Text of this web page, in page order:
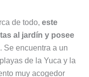
de todo, este
al jardín y posee
. Se encuentra a un
de la Yuca y la
muy acogedor